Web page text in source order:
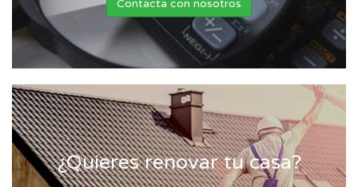
Contacta con nosotros
¿Quieres renovar tu casa?